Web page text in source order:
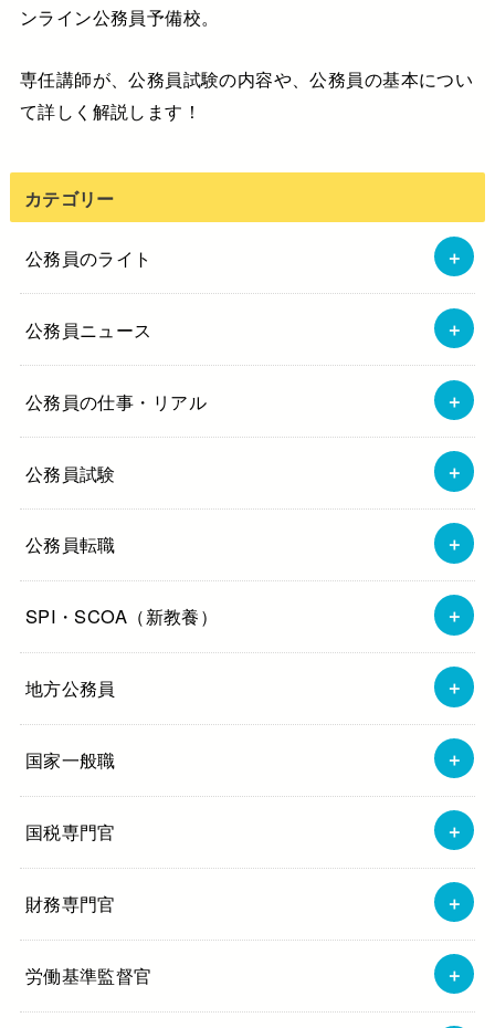
ンライン公務員予備校。
専任講師が、公務員試験の内容や、公務員の基本につい
て詳しく解説します！
カテゴリー
公務員のライト
公務員ニュース
公務員の仕事・リアル
公務員試験
公務員転職
SPI・SCOA（新教養）
地方公務員
国家一般職
国税専門官
財務専門官
労働基準監督官